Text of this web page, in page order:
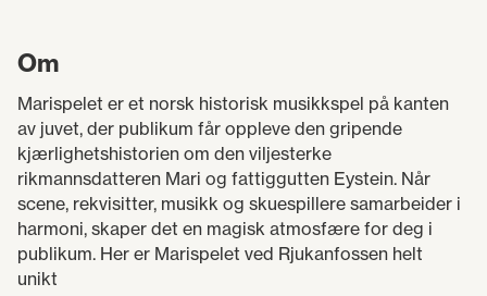
Om
Marispelet er et norsk historisk musikkspel på kanten
av juvet, der publikum får oppleve den gripende
kjærlighetshistorien om den viljesterke
rikmannsdatteren Mari og fattiggutten Eystein. Når
scene, rekvisitter, musikk og skuespillere samarbeider i
harmoni, skaper det en magisk atmosfære for deg i
publikum. Her er Marispelet ved Rjukanfossen helt
unikt